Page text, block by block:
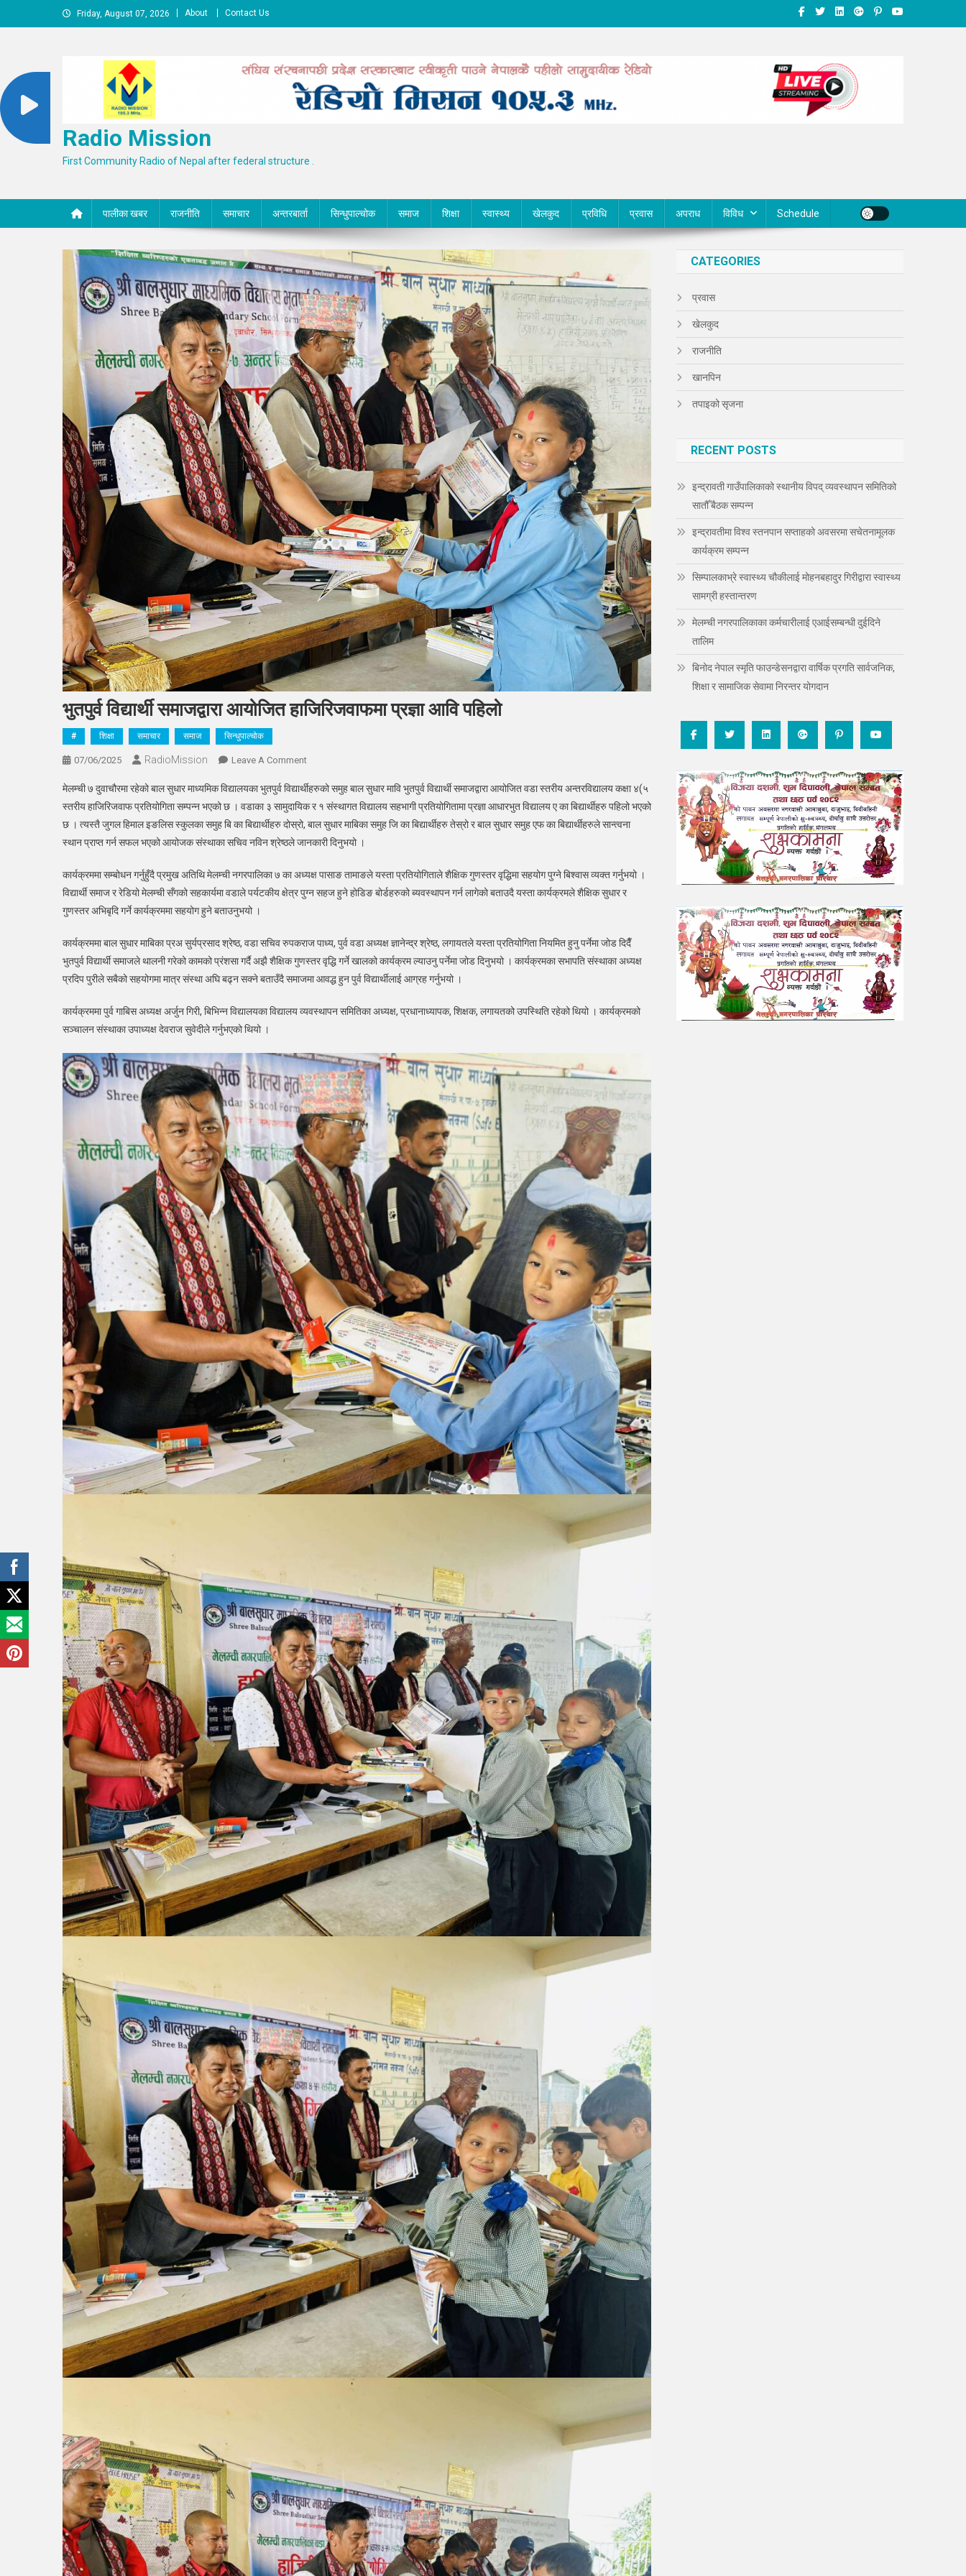
to
Friday, August 07, 2026 About Contact Us
Radio Mission
First Community Radio of Nepal after federal structure .
पालीका खबर राजनीति समाचार अन्तरबार्ता सिन्धुपाल्चोक समाज शिक्षा स्वास्थ्य खेलकुद प्रविधि प्रवास अपराध विविध Schedule
भुतपुर्व विद्यार्थी समाजद्वारा आयोजित हाजिरिजवाफमा प्रज्ञा आवि पहिलो
# शिक्षा समाचार समाज सिन्धुपाल्चोक
07/06/2025 RadioMission Leave A CommentOn
विद्यार्थी
समाजद्वारा
आयोजित
हाजिरिजवाफमा
आवि
पहिलो
मेलम्ची ७ दुवाचौरमा रहेको बाल सुधार माध्यमिक विद्यालयका भुतपुर्व विद्यार्थीहरुको समुह बाल सुधार मावि भुतपुर्व विद्यार्थी समाजद्वारा आयोजित वडा स्तरीय अन्तरविद्यालय कक्षा ४(५
स्तरीय हाजिरिजवाफ प्रतियोगिता सम्पन्न भएको छ । वडाका ३ सामुदायिक र १ संस्थागत विद्यालय सहभागी प्रतियोगितामा प्रज्ञा आधारभुत विद्यालय ए का बिद्यार्थीहरु पहिलो भएको
छ । त्यस्तै जुगल हिमाल इङलिस स्कुलका समुह बि का बिद्यार्थीहरु दोस्रो, बाल सुधार माबिका समुह जि का बिद्यार्थीहरु तेस्रो र बाल सुधार समुह एफ का बिद्यार्थीहरुले सान्त्वना
स्थान प्राप्त गर्न सफल भएको आयोजक संस्थाका सचिव नविन श्रेष्ठले जानकारी दिनुभयो ।
कार्यक्रममा सम्बोधन गर्नुहुँदै प्रमुख अतिथि मेलम्ची नगरपालिका ७ का अध्यक्ष पासाङ तामाङले यस्ता प्रतियोगिताले शैक्षिक गुणस्तर वृद्धिमा सहयोग पुग्ने बिश्वास व्यक्त गर्नुभयो ।
विद्यार्थी समाज र रेडियो मेलम्ची सँगको सहकार्यमा वडाले पर्यटकीय क्षेत्र पुग्न सहज हुने होडिङ बोर्डहरुको ब्यवस्थापन गर्न लागेको बताउदै यस्ता कार्यक्रमले शैक्षिक सुधार र
गुणस्तर अभिबृदि गर्ने कार्यक्रममा सहयोग हुने बताउनुभयो ।
कार्यक्रममा बाल सुधार माबिका प्रअ सुर्यप्रसाद श्रेष्ठ, वडा सचिव रुपकराज पाध्य, पुर्व वडा अध्यक्ष ज्ञानेन्द्र श्रेष्ठ, लगायतले यस्ता प्रतियोगिता नियमित हुनु पर्नेमा जोड दिदैँ
भुतपुर्व विद्यार्थी समाजले थालनी गरेको कामको प्रंशसा गर्दै अझै शैक्षिक गुणस्तर वृद्धि गर्ने खालको कार्यक्रम ल्याउनु पर्नेमा जोड दिनुभयो । कार्यक्रमका सभापति संस्थाका अध्यक्ष
प्रदिप पुरीले सबैको सहयोगमा मात्र संस्था अघि बढ्न सक्ने बताउँदै समाजमा आवद्ध हुन पुर्व विद्यार्थीलाई आग्रह गर्नुभयो ।
कार्यक्रममा पुर्व गाबिस अध्यक्ष अर्जुन गिरी, बिभिन्न विद्यालयका विद्यालय व्यवस्थापन समितिका अध्यक्ष, प्रधानाध्यापक, शिक्षक, लगायतको उपस्थिति रहेको थियो । कार्यक्रमको
सञ्चालन संस्थाका उपाध्यक्ष देवराज सुवेदीले गर्नुभएको थियो ।
CATEGORIES
प्रवास
खेलकुद
राजनीति
खानपिन
तपाइको सृजना
RECENT POSTS
इन्द्रावती गाउँपालिकाको स्थानीय विपद् व्यवस्थापन समितिको
सातौँ बैठक सम्पन्न
इन्द्रावतीमा विश्व स्तनपान सप्ताहको अवसरमा सचेतनामूलक
कार्यक्रम सम्पन्न
सिम्पालकाभ्रे स्वास्थ्य चौकीलाई मोहनबहादुर गिरीद्वारा स्वास्थ्य
सामग्री हस्तान्तरण
मेलम्ची नगरपालिकाका कर्मचारीलाई एआईसम्बन्धी दुईदिने
तालिम
बिनोद नेपाल स्मृति फाउन्डेसनद्वारा वार्षिक प्रगति सार्वजनिक,
शिक्षा र सामाजिक सेवामा निरन्तर योगदान